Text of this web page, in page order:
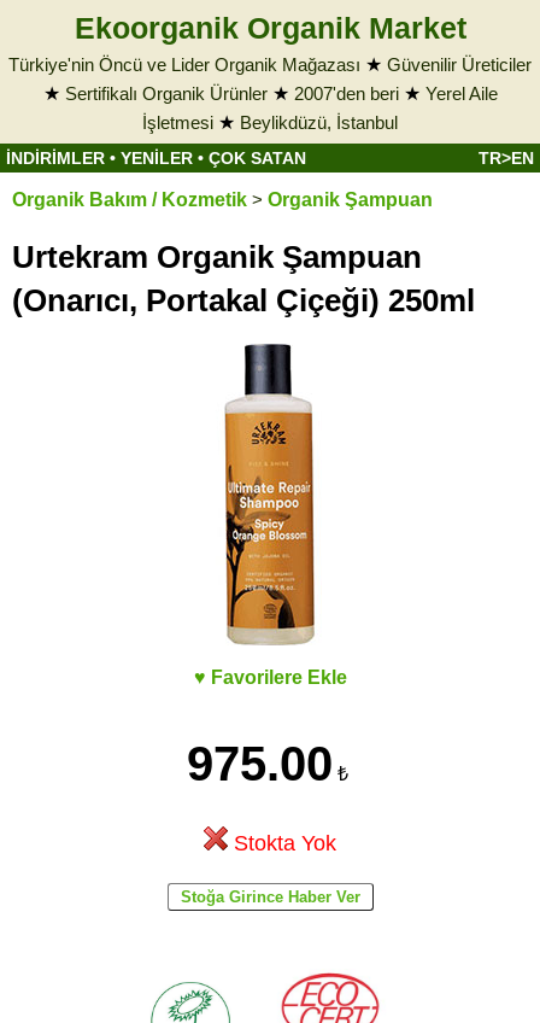
Ekoorganik Organik Market
Türkiye'nin Öncü ve Lider Organik Mağazası ★ Güvenilir Üreticiler
★ Sertifikalı Organik Ürünler★ 2007'den beri★ Yerel Aile
İşletmesi ★ Beylikdüzü, İstanbul
İNDİRİMLER • YENİLER • ÇOK SATAN TR>EN
Organik Bakım / Kozmetik > Organik Şampuan
Urtekram Organik Şampuan
(Onarıcı, Portakal Çiçeği) 250ml
♥ Favorilere Ekle
975.00 ₺
Stokta Yok